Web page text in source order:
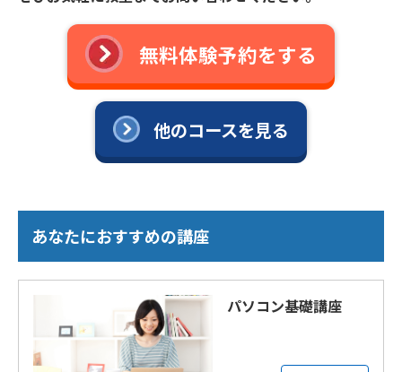
無料体験予約をする
他のコースを見る
あなたにおすすめの講座
パソコン基礎講座